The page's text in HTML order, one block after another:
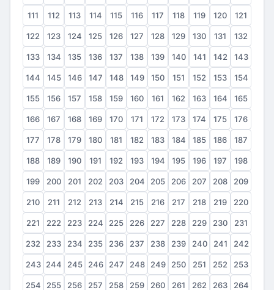
111 112 113 114 115 116 117 118 119 120 121
122 123 124 125 126 127 128 129 130 131 132
133 134 135 136 137 138 139 140 141 142 143
144 145 146 147 148 149 150 151 152 153 154
155 156 157 158 159 160 161 162 163 164 165
166 167 168 169 170 171 172 173 174 175 176
177 178 179 180 181 182 183 184 185 186 187
188 189 190 191 192 193 194 195 196 197 198
199 200 201 202 203 204 205 206 207 208 209
210 211 212 213 214 215 216 217 218 219 220
221 222 223 224 225 226 227 228 229 230 231
232 233 234 235 236 237 238 239 240 241 242
243 244 245 246 247 248 249 250 251 252 253
254 255 256 257 258 259 260 261 262 263 264